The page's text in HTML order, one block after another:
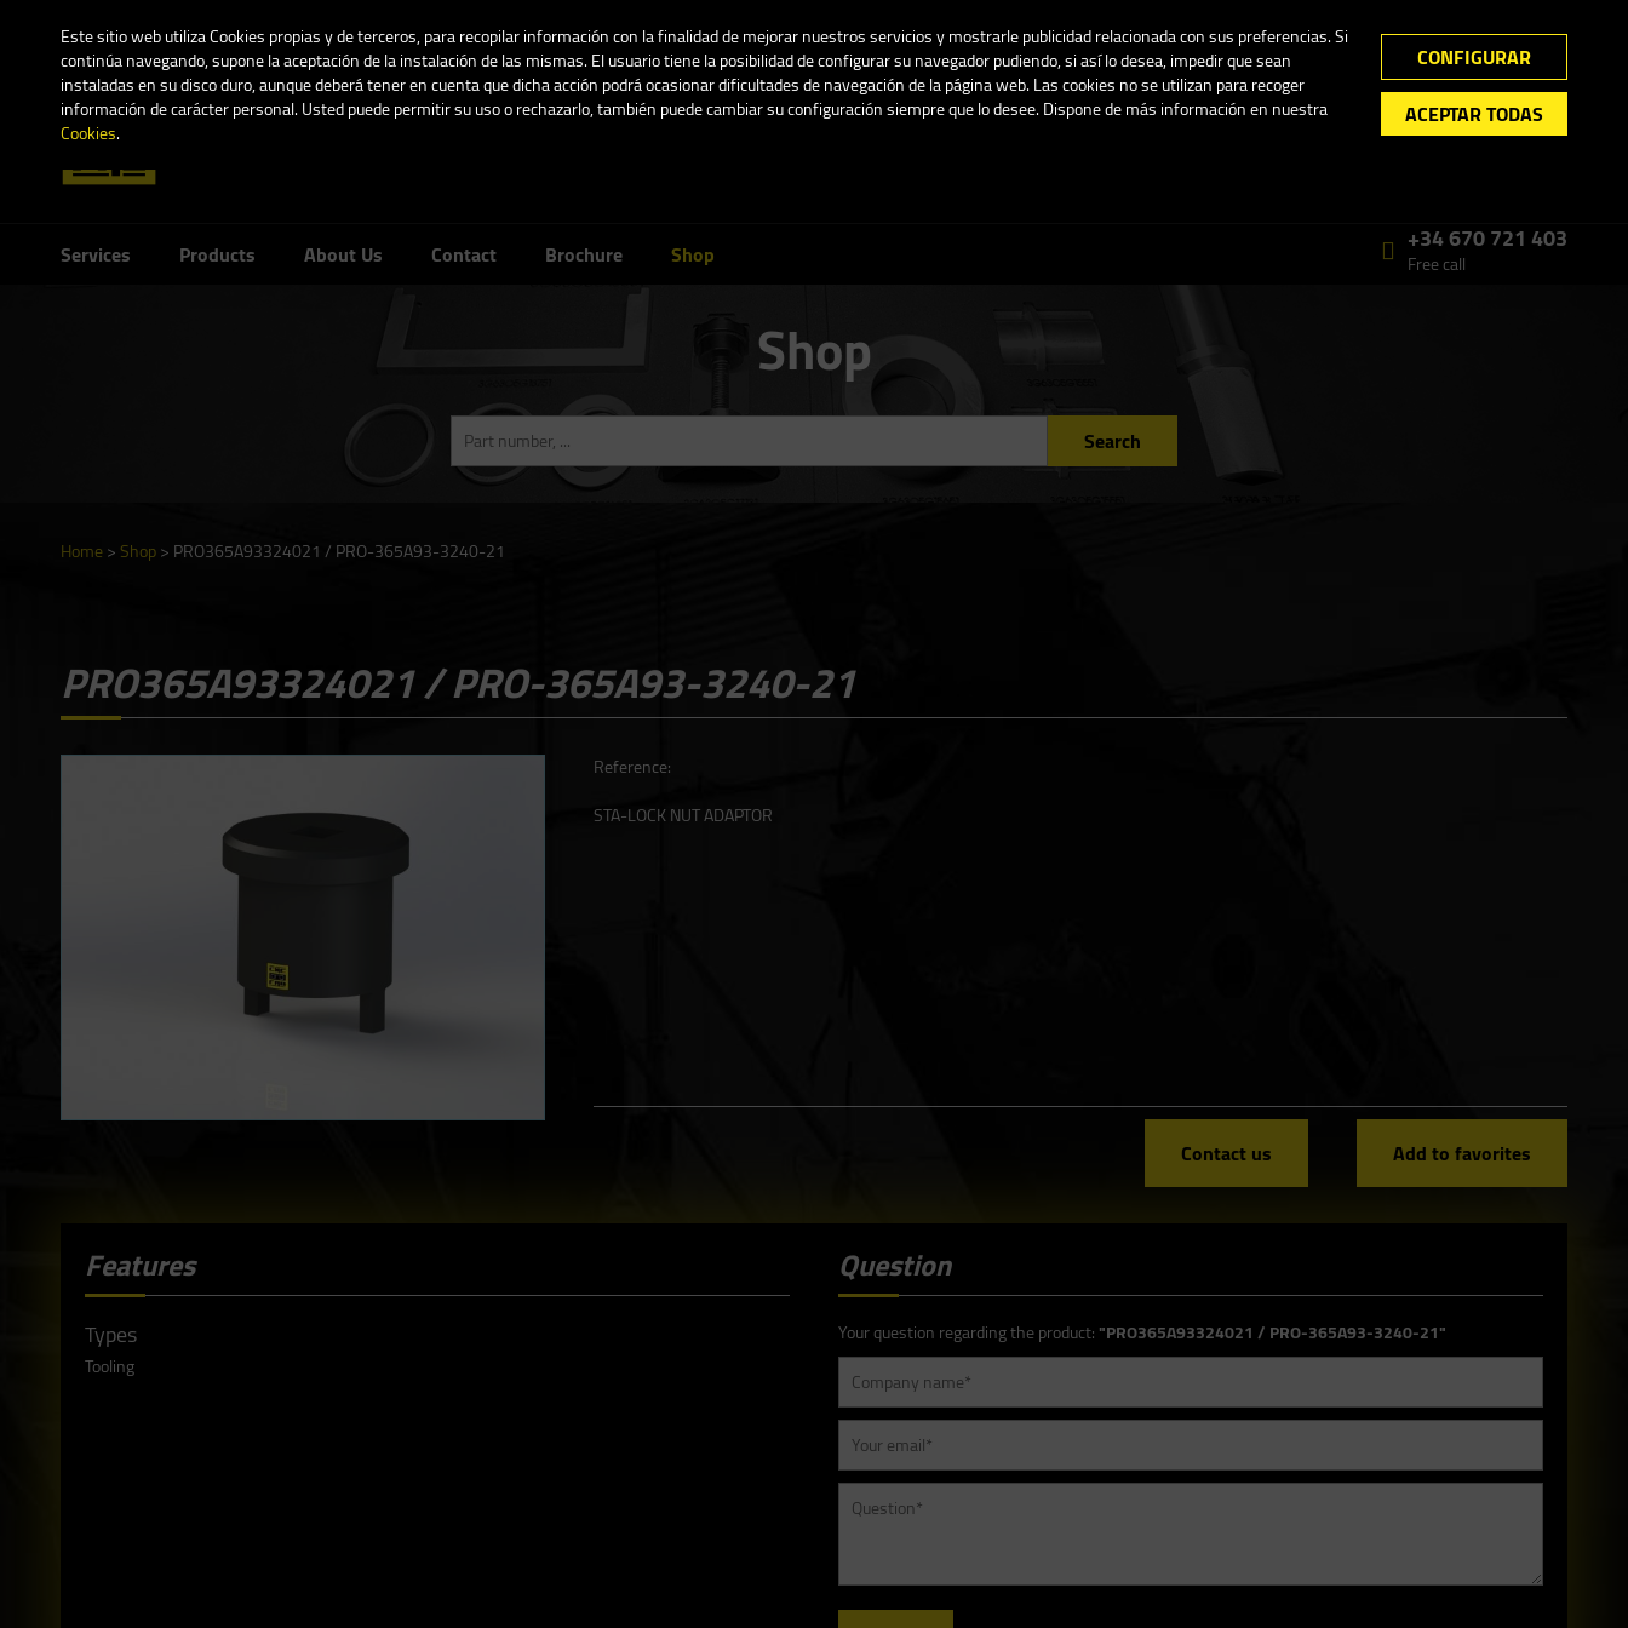
Este sitio web utiliza Cookies propias y de terceros, para recopilar información con la finalidad de mejorar nuestros servicios y mostrarle publicidad relacionada con sus preferencias. Si
continúa navegando, supone la aceptación de la instalación de las mismas. El usuario tiene la posibilidad de configurar su navegador pudiendo, si así lo desea, impedir que sean
instaladas en su disco duro, aunque deberá tener en cuenta que dicha acción podrá ocasionar dificultades de navegación de la página web. Las cookies no se utilizan para recoger
información de carácter personal. Usted puede permitir su uso o rechazarlo, también puede cambiar su configuración siempre que lo desee. Dispone de más información en nuestra
Cookies.
CONFIGURAR
ACEPTAR TODAS
My Account 0
Blancanieves 1 Str. Mon - Fri 7.00 - 15.00 English
Services Products About Us Contact Brochure Shop +34 670 721 403
Free call
Shop
Search
Home>Shop>PRO365A93324021 / PRO-365A93-3240-21
PRO365A93324021 / PRO-365A93-3240-21
Reference:
STA-LOCK NUT ADAPTOR
Contact us Add to favorites
Features
Types
Tooling
Question
Your question regarding the product:"PRO365A93324021 / PRO-365A93-3240-21"